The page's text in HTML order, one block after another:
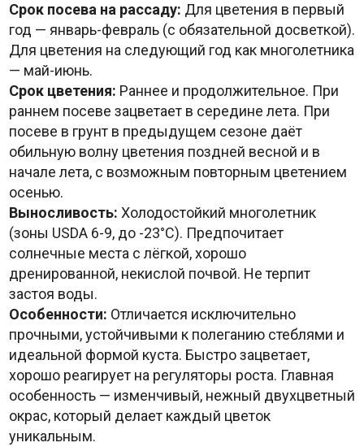
Срок посева на рассаду: Для цветения в первый
год — январь-февраль (с обязательной досветкой).
Для цветения на следующий год как многолетника
— май-июнь.
Срок цветения: Раннее и продолжительное. При
раннем посеве зацветает в середине лета. При
посеве в грунт в предыдущем сезоне даёт
обильную волну цветения поздней весной и в
начале лета, с возможным повторным цветением
осенью.
Выносливость: Холодостойкий многолетник
(зоны USDA 6-9, до -23°C). Предпочитает
солнечные места с лёгкой, хорошо
дренированной, некислой почвой. Не терпит
застоя воды.
Особенности: Отличается исключительно
прочными, устойчивыми к полеганию стеблями и
идеальной формой куста. Быстро зацветает,
хорошо реагирует на регуляторы роста. Главная
особенность — изменчивый, нежный двухцветный
окрас, который делает каждый цветок
уникальным.